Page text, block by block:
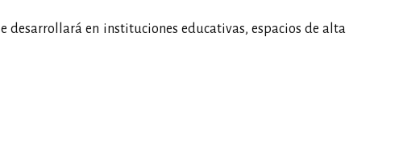
desarrollará en instituciones educativas, espacios de alta